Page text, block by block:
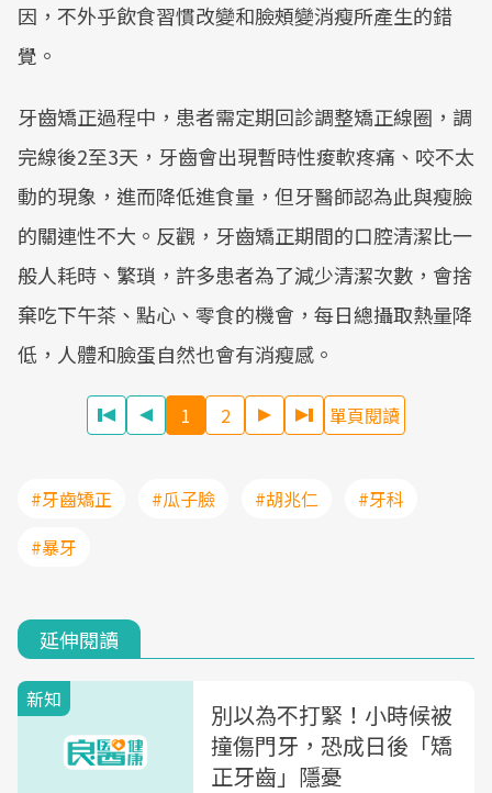
因，不外乎飲食習慣改變和臉頰變消瘦所產生的錯
覺。
牙齒矯正過程中，患者需定期回診調整矯正線圈，調
完線後2至3天，牙齒會出現暫時性痠軟疼痛、咬不太
動的現象，進而降低進食量，但牙醫師認為此與瘦臉
的關連性不大。反觀，牙齒矯正期間的口腔清潔比一
般人耗時、繁瑣，許多患者為了減少清潔次數，會捨
棄吃下午茶、點心、零食的機會，每日總攝取熱量降
低，人體和臉蛋自然也會有消瘦感。
1 2 單頁閱讀
#牙齒矯正 #瓜子臉 #胡兆仁
#牙科
#暴牙
延伸閱讀
新知
別以為不打緊！小時候被
撞傷門牙，恐成日後「矯
正牙齒」隱憂